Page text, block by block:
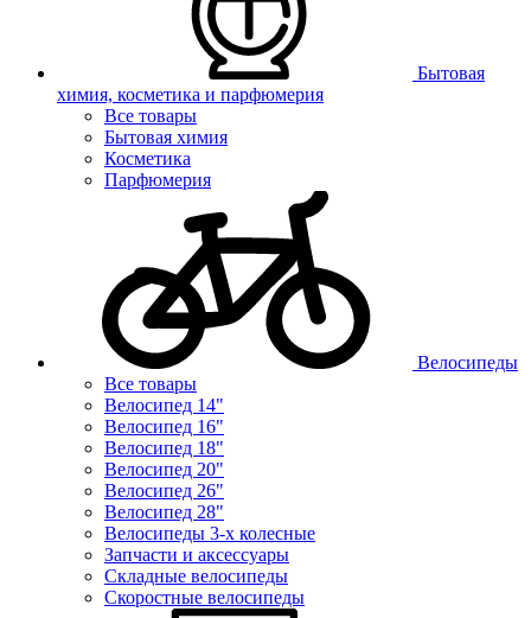
Бытовая
химия, косметика и парфюмерия
Все товары
Бытовая химия
Косметика
Парфюмерия
Велосипеды
Все товары
Велосипед 14"
Велосипед 16"
Велосипед 18"
Велосипед 20"
Велосипед 26"
Велосипед 28"
Велосипеды 3-х колесные
Запчасти и аксессуары
Складные велосипеды
Скоростные велосипеды